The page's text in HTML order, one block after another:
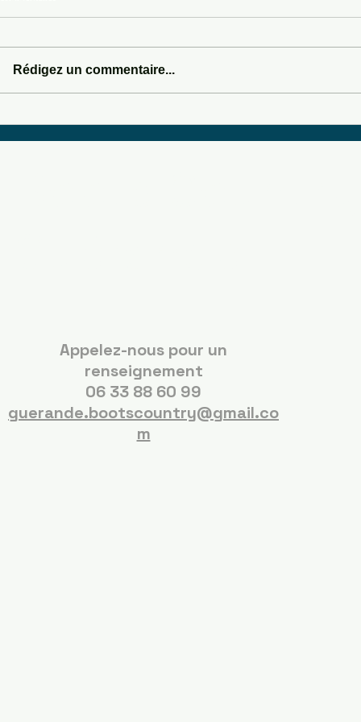
DASHBOARD DRUMMER
Rédigez un commentaire...
Appelez-nous pour un
renseignement
06 33 88 60 99
guerande.bootscountry@gmail.co
m